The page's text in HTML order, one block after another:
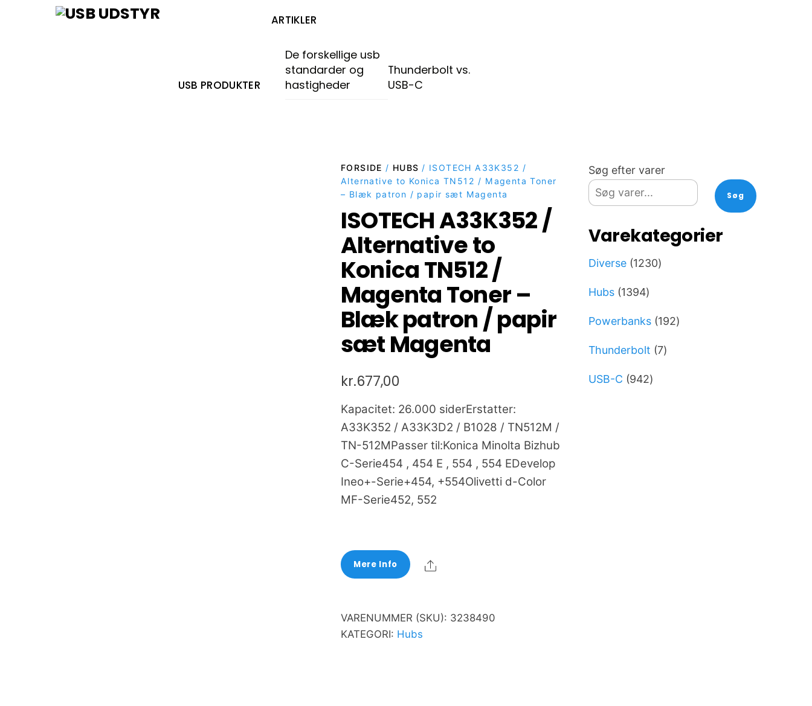
Menu
USB PRODUKTER
ARTIKLER
De forskellige usb
standarder og
hastigheder
Thunderbolt vs.
USB-C
FORSIDE / HUBS / ISOTECH A33K352 /
Alternative to Konica TN512 / Magenta Toner
– Blæk patron / papir sæt Magenta
ISOTECH A33K352 /
Alternative to
Konica TN512 /
Magenta Toner –
Blæk patron / papir
sæt Magenta
kr.677,00
Kapacitet: 26.000 siderErstatter:
A33K352 / A33K3D2 / B1028 / TN512M /
TN-512MPasser til:Konica Minolta Bizhub
C-Serie454 , 454 E , 554 , 554 EDevelop
Ineo+-Serie+454, +554Olivetti d-Color
MF-Serie452, 552
Mere Info Share
VARENUMMER (SKU): 3238490
KATEGORI: Hubs
Søg efter varer
Søg
Varekategorier
Diverse 12301230
Hubs 13941394
Powerbanks 192192
Thunderbolt 77
USB-C 942942